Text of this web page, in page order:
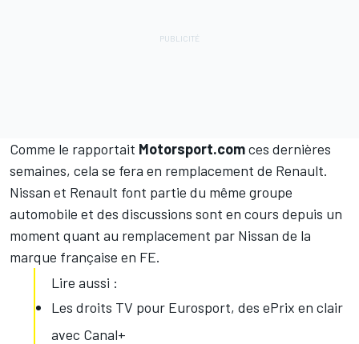
Comme le rapportait Motorsport.comces dernières
semaines, cela se fera en remplacement de Renault.
Nissan et Renault font partie du même groupe
automobile et des discussions sont en cours depuis un
moment quant au remplacement par Nissan de la
marque française en FE.
Lire aussi :
Les droits TV pour Eurosport, des ePrix en clair
avec Canal+